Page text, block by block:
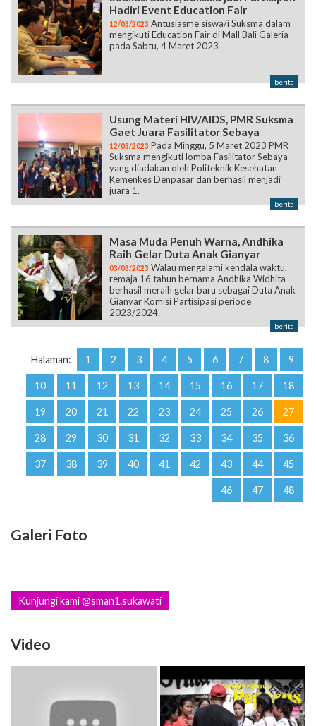
Hadiri Event Education Fair
12/03/2023 Antusiasme siswa/i Suksma dalam
mengikuti Education Fair di Mall Bali Galeria
pada Sabtu, 4 Maret 2023
berita
Usung Materi HIV/AIDS, PMR Suksma
Gaet Juara Fasilitator Sebaya
12/03/2023 Pada Minggu, 5 Maret 2023 PMR
Suksma mengikuti lomba Fasilitator Sebaya
yang diadakan oleh Politeknik Kesehatan
Kemenkes Denpasar dan berhasil menjadi
juara 1.
berita
Masa Muda Penuh Warna, Andhika
Raih Gelar Duta Anak Gianyar
03/03/2023 Walau mengalami kendala waktu,
remaja 16 tahun bernama Andhika Widhita
berhasil meraih gelar baru sebagai Duta Anak
Gianyar Komisi Partisipasi periode
2023/2024.
berita
Halaman: 1 2 3 4 5 6 7 8 9
10 11 12 13 14 15 16 17 18
19 20 21 22 23 24 25 26 27
28 29 30 31 32 33 34 35 36
37 38 39 40 41 42 43 44 45
46 47 48
Galeri Foto
Kunjungi kami @sman1.sukawati
Video